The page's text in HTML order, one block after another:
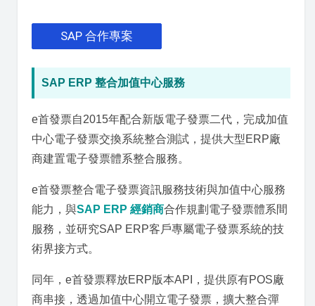
SAP 合作專案
SAP ERP 整合加值中心服務
e首發票自2015年配合新版電子發票二代，完成加值
中心電子發票交換系統整合測試，提供大型ERP廠
商建置電子發票體系整合服務。
e首發票整合電子發票資訊服務技術與加值中心服務
能力，與SAP ERP 經銷商合作規劃電子發票體系間
服務，並研究SAP ERP客戶專屬電子發票系統的技
術界接方式。
同年，e首發票釋放ERP版本API，提供原有POS廠
商串接，透過加值中心開立電子發票，擴大整合彈